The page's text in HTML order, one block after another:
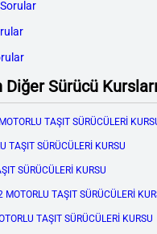
Sorular
Sürücü Kursları
TAŞIT SÜRÜCÜLERİ
TAŞIT SÜRÜCÜLERİ KURSU
SÜRÜCÜLERİ KURSU
TAŞIT SÜRÜCÜLERİ
TAŞIT SÜRÜCÜLERİ KURSU